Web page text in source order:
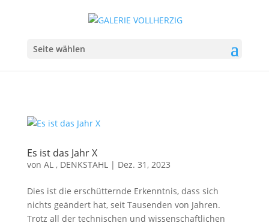
Seite wählen
Es ist das Jahr X
von AL , DENKSTAHL| Dez. 31, 2023
Dies ist die erschütternde Erkenntnis, dass sich
nichts geändert hat, seit Tausenden von Jahren.
Trotz all der technischen und wissenschaftlichen